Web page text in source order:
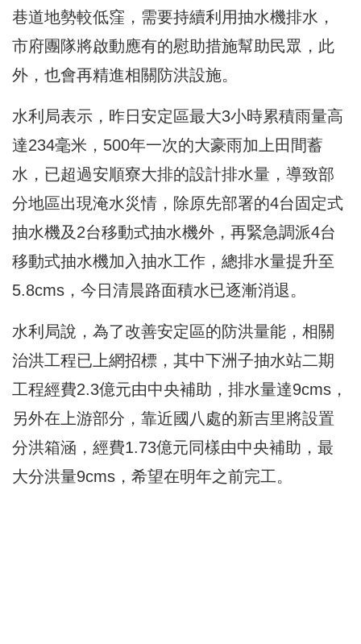
巷道地勢較低窪，需要持續利用抽水機排水，
市府團隊將啟動應有的慰助措施幫助民眾，此
外，也會再精進相關防洪設施。
水利局表示，昨日安定區最大3小時累積雨量高
達234毫米，500年一次的大豪雨加上田間蓄
水，已超過安順寮大排的設計排水量，導致部
分地區出現淹水災情，除原先部署的4台固定式
抽水機及2台移動式抽水機外，再緊急調派4台
移動式抽水機加入抽水工作，總排水量提升至
5.8cms，今日清晨路面積水已逐漸消退。
水利局說，為了改善安定區的防洪量能，相關
治洪工程已上網招標，其中下洲子抽水站二期
工程經費2.3億元由中央補助，排水量達9cms，
另外在上游部分，靠近國八處的新吉里將設置
分洪箱涵，經費1.73億元同樣由中央補助，最
大分洪量9cms，希望在明年之前完工。